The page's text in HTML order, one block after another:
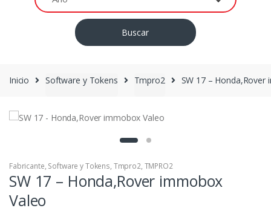
Buscar
Inicio Software y Tokens Tmpro2 SW 17 – Honda,Rover
Fabricante, Software y Tokens, Tmpro2, TMPRO2
SW 17 – Honda,Rover immobox
Valeo